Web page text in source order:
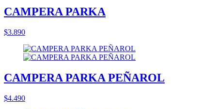
CAMPERA PARKA
$3.890
CAMPERA PARKA PEÑAROL
$4.490